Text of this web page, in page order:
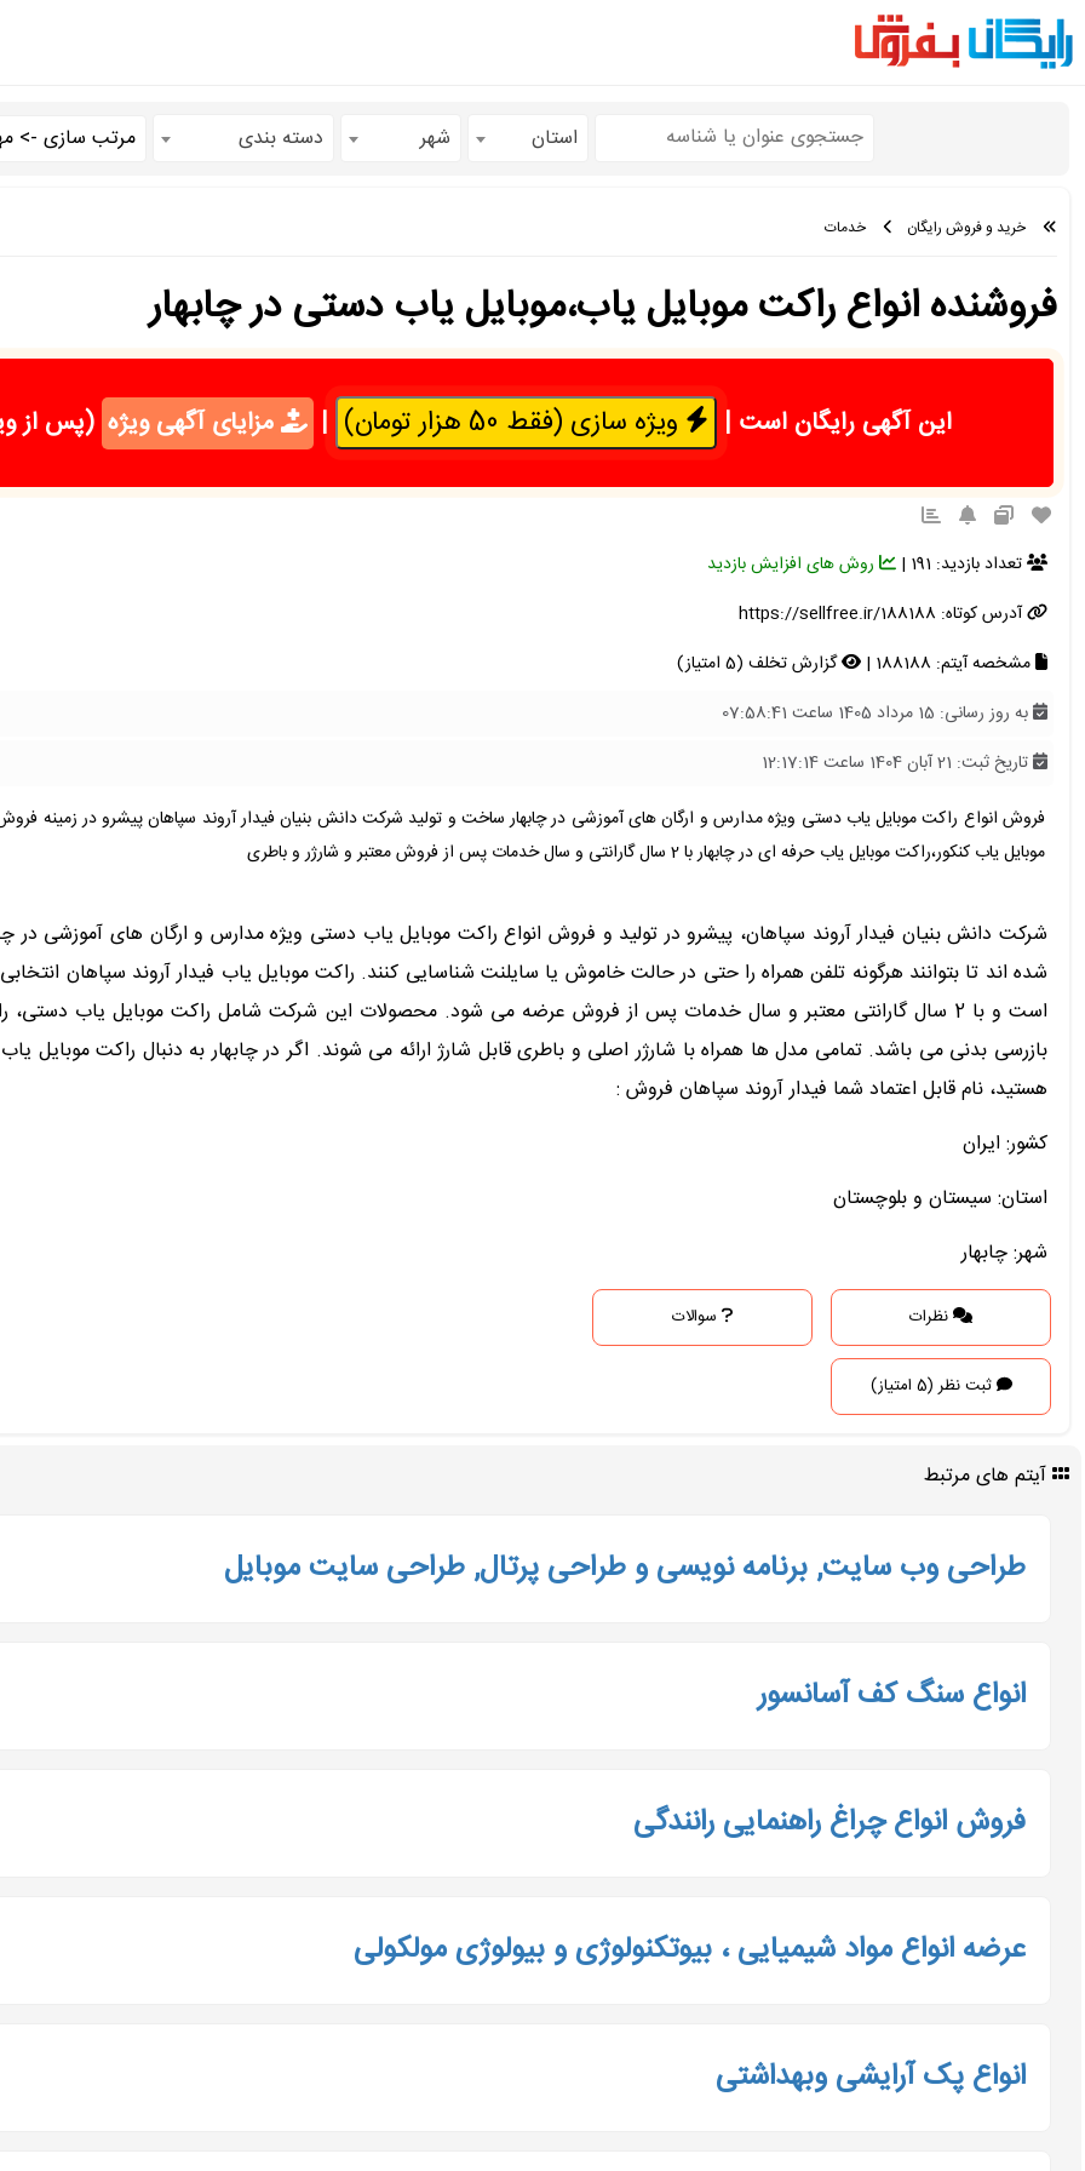
استان شهر دسته بندی
خرید و فروش رایگان خدمات
فروشنده انواع راکت موبایل یاب،موبایل یاب دستی در چابهار
این آگهی رایگان است | ویژه سازی (فقط 50 هزار تومان) | مزایای آگهی ویژه (پس از
تعداد بازدید: 191 |
روش های افزایش بازدید
آدرس کوتاه: https://sellfree.ir/188188
مشخصه آیتم: 188188 |
گزارش تخلف (5 امتیاز)
به روز رسانی: 15 مرداد 1405 ساعت 07:58:41
تاریخ ثبت: 21 آبان 1404 ساعت 12:17:14
فروش انواع راکت موبایل یاب دستی ویژه مدارس و ارگان های آموزشی در چابهار ساخت و تولید شرکت دانش بنیان فیدار آروند سپاهان پیشرو در زمینه
موبایل یاب کنکور،راکت موبایل یاب حرفه ای در چابهار با 2 سال گارانتی و سال خدمات پس از فروش معتبر و شارژر و باطری
شرکت دانش بنیان فیدار آروند سپاهان، پیشرو در تولید و فروش انواع راکت موبایل یاب دستی ویژه مدارس و ارگان های آموزشی در
شده اند تا بتوانند هرگونه تلفن همراه را حتی در حالت خاموش یا سایلنت شناسایی کنند. راکت موبایل یاب فیدار آروند سپاهان
است و با 2 سال گارانتی معتبر و سال خدمات پس از فروش عرضه می شود. محصولات این شرکت شامل راکت موبایل یاب
بازرسی بدنی می باشد. تمامی مدل ها همراه با شارژر اصلی و باطری قابل شارژ ارائه می شوند. اگر در چابهار به دنبال راکت موبایل
هستید، نام قابل اعتماد شما فیدار آروند سپاهان فروش :
کشور: ایران
استان: سیستان و بلوچستان
شهر: چابهار
نظرات سوالات
ثبت نظر (5 امتیاز)
آیتم های مرتبط
طراحی وب سایت, برنامه نویسی و طراحی پرتال, طراحی سایت موبایل
انواع سنگ کف آسانسور
فروش انواع چراغ راهنمایی رانندگی
عرضه انواع مواد شیمیایی ، بیوتکنولوژی و بیولوژی مولکولی
انواع پک آرایشی وبهداشتی